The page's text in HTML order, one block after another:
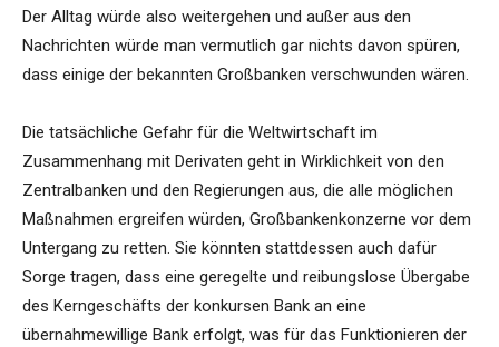
Der Alltag würde also weitergehen und außer aus den
Nachrichten würde man vermutlich gar nichts davon spüren,
dass einige der bekannten Großbanken verschwunden wären.
Die tatsächliche Gefahr für die Weltwirtschaft im
Zusammenhang mit Derivaten geht in Wirklichkeit von den
Zentralbanken und den Regierungen aus, die alle möglichen
Maßnahmen ergreifen würden, Großbankenkonzerne vor dem
Untergang zu retten. Sie könnten stattdessen auch dafür
Sorge tragen, dass eine geregelte und reibungslose Übergabe
des Kerngeschäfts der konkursen Bank an eine
übernahmewillige Bank erfolgt, was für das Funktionieren der